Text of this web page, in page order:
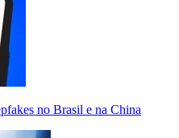
no Brasil e na China